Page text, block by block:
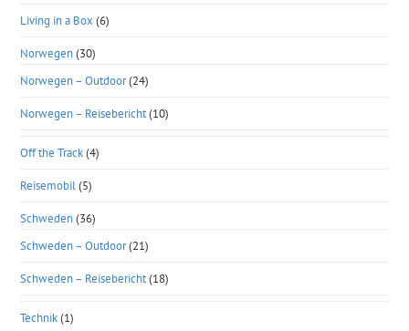
Living in a Box (6)
Norwegen (30)
Norwegen – Outdoor(24)
Norwegen – Reisebericht(10)
Off the Track (4)
Reisemobil (5)
Schweden (36)
Schweden – Outdoor(21)
Schweden – Reisebericht(18)
Technik (1)